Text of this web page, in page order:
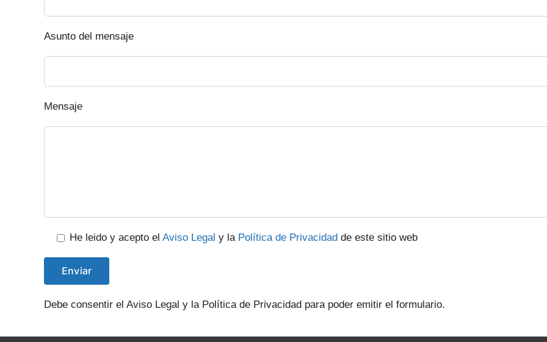
Asunto del mensaje
Mensaje
He leido y acepto el Aviso Legal y la Política de Privacidad de este sitio web
Debe consentir el Aviso Legal y la Política de Privacidad para poder emitir el formulario.